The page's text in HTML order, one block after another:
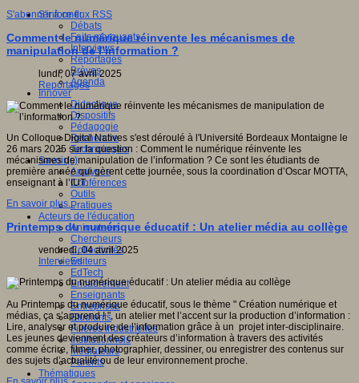
S'informer
Débats
Faits marquants
Interviews
Reportages
Brèves
Agenda
Innover
Didactique
Dispositifs
Pédagogie
Recherche
Technologies
Savoir(s)
Analyses
Conférences
Outils
Pratiques
Acteurs de l'éducation
Animateurs
Chercheurs
Collectivités
Editeurs
EdTech
Encadrement
Enseignants
Entreprises
Etudiants
Filières industrielles
Institutionnels
Médiateurs
Parents
Thématiques
S'abonner à ce flux RSS
Comment le numérique réinvente les mécanismes de
manipulation de l’information ?
lundi, 07 avril 2025
Reportages
Un Colloque Digital Natives s'est déroulé à l'Université Bordeaux Montaigne le
26 mars 2025 sur la question : Comment le numérique réinvente les
mécanismes de manipulation de l’information ? Ce sont les étudiants de
première année qui gèrent cette journée, sous la coordination d’Oscar MOTTA,
enseignant à l’IUT.
En savoir plus...
Printemps du numérique éducatif : Un atelier média au collège
vendredi, 04 avril 2025
Interviews
Au Printemps du numérique éducatif, sous le thème " Création numérique et
médias, ça s’apprend ! ", un atelier met l’accent sur la production d’information :
Lire, analyser et produire de l’information grâce à un projet inter-disciplinaire.
Les jeunes deviennent des créateurs d’information à travers des activités
comme écrire, filmer, photographier, dessiner, ou enregistrer des contenus sur
des sujets d’actualité ou de leur environnement proche.